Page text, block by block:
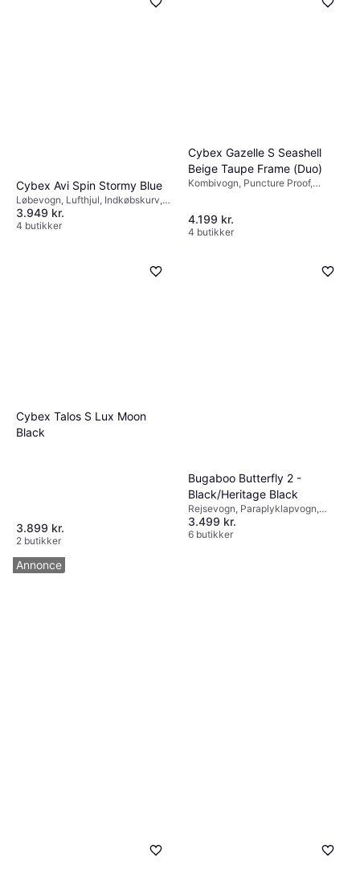
Cybex Avi Spin Stormy Blue
Løbevogn, Lufthjul, Indkøbskurv,
Justerbart ryglæn, Kaleche, der
kan udvides, Bøjle, Justerbart
3.949 kr.
4 butikker
Cybex Gazelle S Seashell
Beige Taupe Frame (Duo)
Kombivogn, Puncture Proof,
Indkøbskurv, Justerbart ryglæn,
Bøjle, Liggeposition, Kaleche, der
4.199 kr.
4 butikker
Cybex Talos S Lux Moon
Black
3.899 kr.
2 butikker
Bugaboo Butterfly 2 -
Black/Heritage Black
Rejsevogn, Paraplyklapvogn,
Klapvogn, Foldes med en hånd,
Bærerem, Bøjle, Aftagelige hjul,
3.499 kr.
6 butikker
Annonce